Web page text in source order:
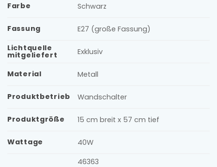
Farbe Schwarz
Fassung
E27 (große Fassung)
Lichtquelle
mitgeliefert Exklusiv
Material Metall
Produktbetrieb Wandschalter
Produktgröße 15 cm breit x 57 cm tief
Wattage
40W
46363